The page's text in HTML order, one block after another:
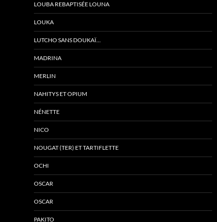
LOUBA REBAPTISÉE LOUNA
LOUKA
LUTCHO SANS DOUKAÏ…
MADRINA
MERLIN
NAHITYS ET OPIUM
NÉNETTE
NICO
NOUGAT (TER) ET TARTIFLETTE
OCHI
OSCAR
OSCAR
PAKITO